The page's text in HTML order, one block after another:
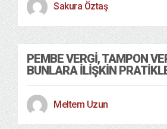
Sakura Öztaş
PEMBE VERGİ, TAMPON
BUNLARA İLİŞKİN
Meltem Uzun